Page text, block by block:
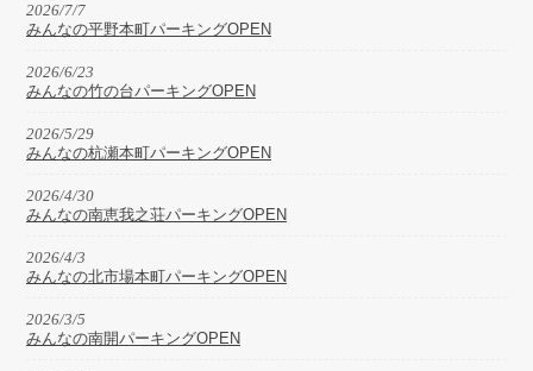
2026/7/7
みんなの平野本町パーキングOPEN
2026/6/23
みんなの竹の台パーキングOPEN
2026/5/29
みんなの杭瀬本町パーキングOPEN
2026/4/30
みんなの南恵我之荘パーキングOPEN
2026/4/3
みんなの北市場本町パーキングOPEN
2026/3/5
みんなの南開パーキングOPEN